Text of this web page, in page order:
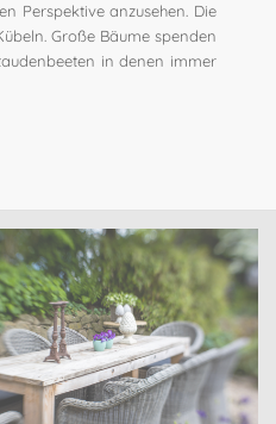
Perspektive anzusehen. Die
Große Bäume spenden
in denen immer